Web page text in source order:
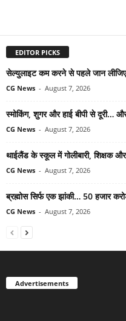
EDITOR PICKS
सेल्युलाइट कम करने से पहले जान
CG News - August 7, 2026
स्मोकिंग, शुगर और हाई बीपी से दूरी…
CG News - August 7, 2026
थाईलैंड के स्कूल में गोलीबारी, शिक्षक
CG News - August 7, 2026
ब्रह्मोस सिर्फ एक झांकी… 50 हजार
CG News - August 7, 2026
Advertisements